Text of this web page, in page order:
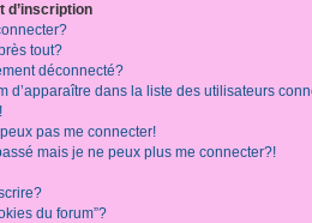
d’inscription
tout?
déconnecté?
d’apparaître dans la liste des utilisateurs
pas me connecter!
mais je ne peux plus me connecter?!
du forum”?